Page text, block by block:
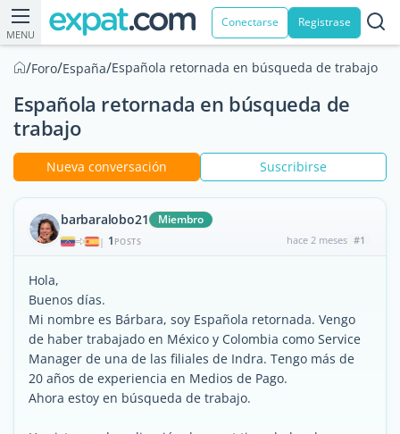
MENU
Conectarse Registrase
/Foro/España/Española retornada en búsqueda de trabajo
Española retornada en búsqueda de
trabajo
Nueva conversación Suscribirse
barbaralobo21 Miembro
| 1 POSTS hace 2 meses #1
Hola,
Buenos días.
Mi nombre es Bárbara, soy Española retornada. Vengo
de haber trabajado en México y Colombia como Service
Manager de una de las filiales de Indra. Tengo más de
20 años de experiencia en Medios de Pago.
Ahora estoy en búsqueda de trabajo.